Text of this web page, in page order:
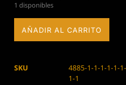
1 disponibles
AÑADIR AL CARRITO
SKU
4885-1-1-1-1-1-
1-1